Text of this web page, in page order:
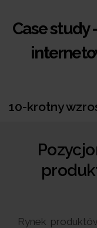
Case study
10-krotny
Rynek